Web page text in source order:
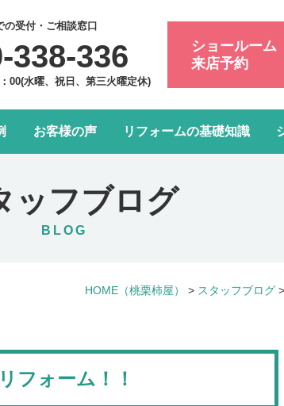
の受付・ご相談窓口
338-336
00(水曜、祝日、第三火曜定休)
ショールーム
来店予約
LDK改装リフォーム
お客様の声 リフォームの基礎知識
ッフブログ
BLOG
HOME （桃栗柿屋） > スタッフブログ >
ォーム！！